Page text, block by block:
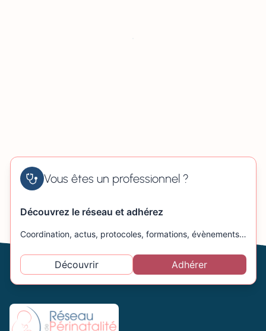
Vous êtes un professionnel ?
Découvrez le réseau et adhérez
Coordination, actus, protocoles, formations, évènements…
Découvrir Adhérer